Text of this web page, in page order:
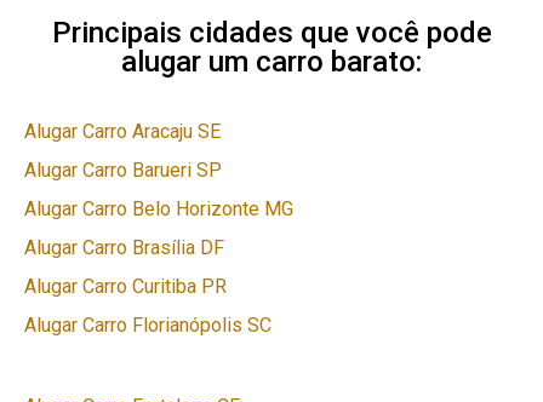
Principais cidades que você pode
alugar um carro barato:
Alugar Carro Aracaju SE
Alugar Carro Barueri SP
Alugar Carro Belo Horizonte MG
Alugar Carro Brasília DF
Alugar Carro Curitiba PR
Alugar Carro Florianópolis SC